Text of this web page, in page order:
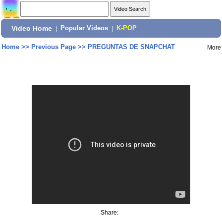
Video Home Popular Videos K-POP
Home>> Previous Page>> PREGUNTAS DE SNAPCHAT More
Share: